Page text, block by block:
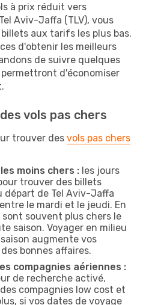
à prix réduit vers
Aviv-Jaffa (TLV), vous
aux tarifs les plus bas.
d'obtenir les meilleurs
de suivre quelques
d'économiser
vols pas chers
trouver des vols pas chers
moins chers : les jours
trouver des billets
départ de Tel Aviv-Jaffa
le mardi et le jeudi. En
souvent plus chers le
saison. Voyager en milieu
augmente vos
bonnes affaires.
compagnies aériennes :
de recherche activé,
compagnies low cost et
si vos dates de voyage